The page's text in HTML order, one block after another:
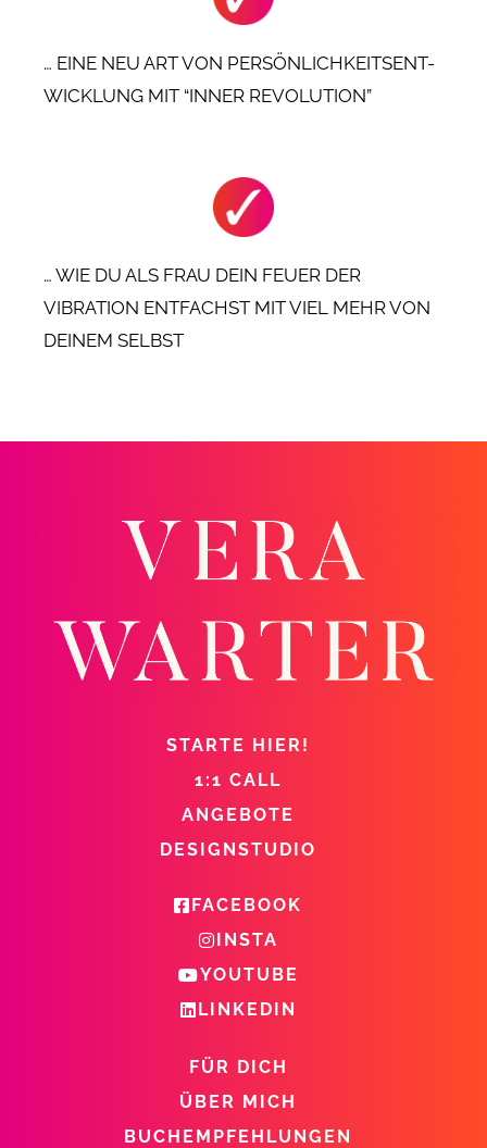
… EINE NEU ART VON PERSÖNLICHKEITSENT-
WICKLUNG MIT “INNER REVOLUTION”
… WIE DU ALS FRAU DEIN FEUER DER
VIBRATION ENTFACHST MIT VIEL MEHR VON
DEINEM SELBST
STARTE HIER!
1:1 CALL
ANGEBOTE
DESIGNSTUDIO
FACEBOOK
INSTA
YOUTUBE
LINKEDIN
FÜR DICH
ÜBER MICH
BUCHEMPFEHLUNGEN